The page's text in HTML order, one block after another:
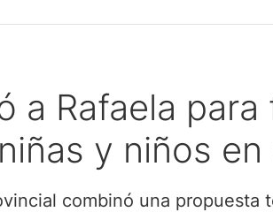
a Rafaela
niñas y niños
combinó una